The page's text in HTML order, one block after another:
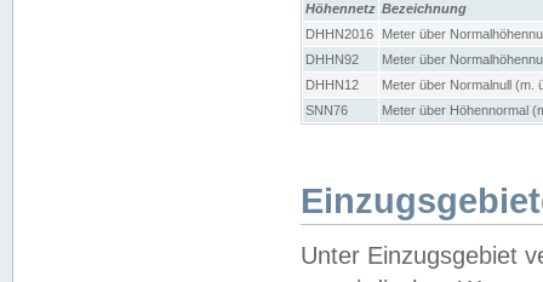
Höhennetz Bezeichnung
DHHN2016
Meter über
DHHN92
Meter über
DHHN12
Meter über Normalnull (m.
SNN76
Meter über Höhennormal
Unter Einzugsgebiet